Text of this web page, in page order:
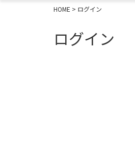
HOME > ログイン
ログイン